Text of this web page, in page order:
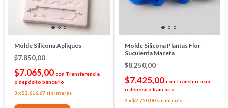
Molde Silicona Apliques
$7.850,00
$7.065,00 con Transferencia
o depósito bancario
3 x$2.616,67 sin interés
Molde Silicona Plantas Flor
Suculenta Maceta
$8.250,00
$7.425,00 con Transferencia
o depósito bancario
3 x$2.750,00 sin interés